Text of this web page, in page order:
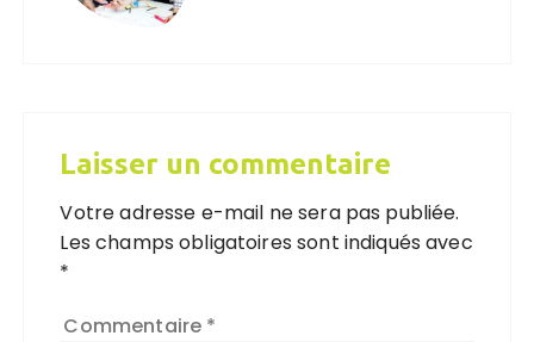
Laisser un commentaire
Votre adresse e-mail ne sera pas publiée.
Les champs obligatoires sont indiqués avec
*
Commentaire *